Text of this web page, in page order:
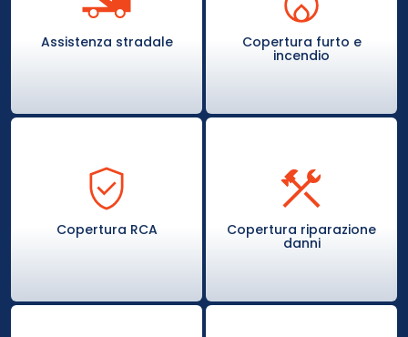
Assistenza stradale Copertura furto e
incendio
Copertura RCA Copertura riparazione
danni